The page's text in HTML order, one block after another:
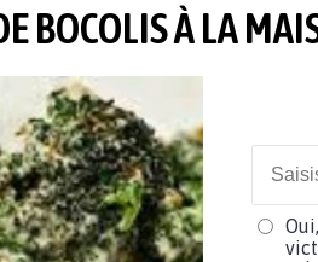
BOCOLIS À LA